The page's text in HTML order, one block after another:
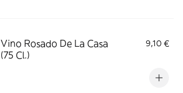
Vino Rosado De La Casa
(75 Cl.)
9,10 €